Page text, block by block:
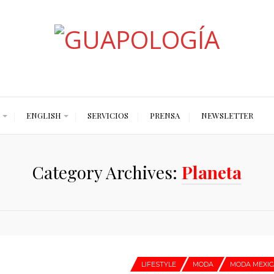
ENGLISH SERVICIOS PRENSA NEWSLETTER
Category Archives: Planeta
LIFESTYLE MODA MODA